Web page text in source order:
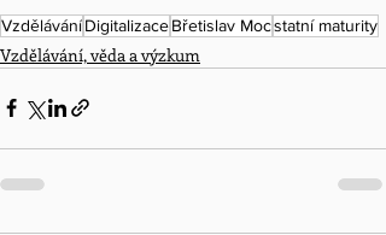
VzděláváníDigitalizaceBřetislav Mocstatní maturity
Vzdělávání, věda a výzkum